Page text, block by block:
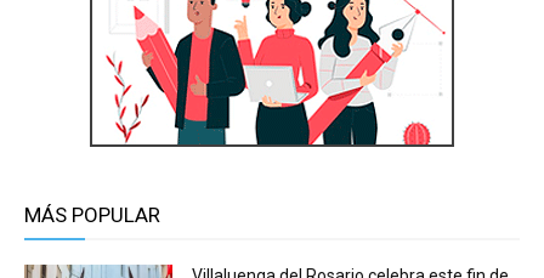
MÁS POPULAR